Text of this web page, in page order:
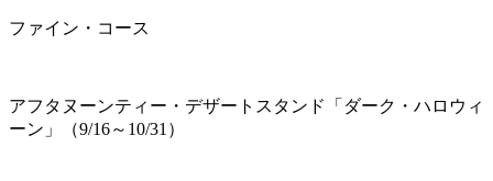
ファイン・コース
アフタヌーンティー・デザートスタンド「ダーク・ハロウィ
ーン」（9/16～10/31）